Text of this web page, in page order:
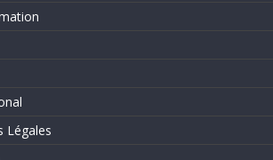
Légales